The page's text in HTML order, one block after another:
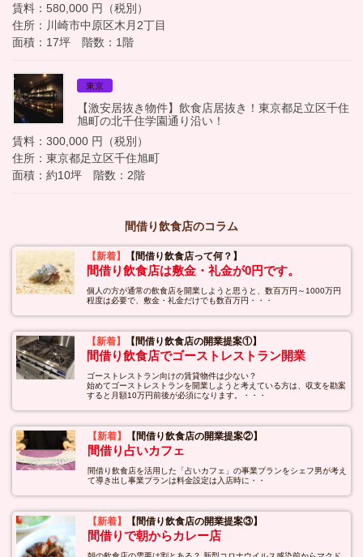
賃料：580,000 円（税別）
住所：川崎市中原区木月2丁目
面積：17坪 階数：1階
東京
【激安居抜き物件】飲食店居抜き！東京都足立区千住
旭町の北千住学園通り沿い！
賃料：300,000 円（税別）
住所：東京都足立区千住旭町
面積：約10坪 階数：2階
間借り飲食店のコラム
【新着】 【間借り飲食店って何？】
間借り飲食店は敷金・礼金が0円です。
個人の方が通常の飲食店を開業しようと思うと、数百万円～1000万円
程度は必要で、敷金・礼金だけでも数百万円・・・
【新着】 【間借り飲食店の開業提案①】
間借り飲食店でゴーストレストラン開業
ゴーストレストラン向けの賃貸物件は少ない？
始めてゴーストレストランを開業しようと考えている方は、収支を勘案
すると月額10万円前後が必須になります。・・・
【新着】 【間借り飲食店の開業提案②】
間借り占いカフェ
間借り飲食店を活用した「占いカフェ」の事業プランをシェフ男が考え
て導き出し事業プランは料金設定は入店時に・・
【新着】 【間借り飲食店の開業提案③】
間借りで朝からカレー店